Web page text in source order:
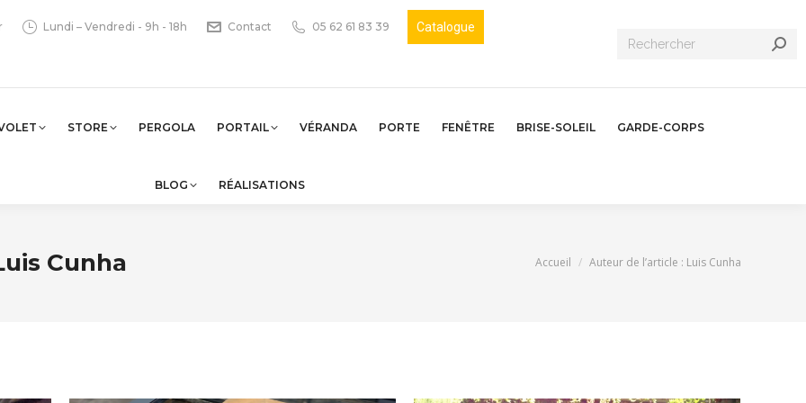
Lundi – Vendredi - 9h - 18h Contact 05 62 61 83 39 Catalogue
Recherche
STORE PERGOLA PORTAIL VÉRANDA PORTE FENÊTRE BRISE-SOLEIL GARDE-CORPS
BLOG RÉALISATIONS
Cunha Vous êtes ici :
Accueil Auteur de l’article : Luis Cunha